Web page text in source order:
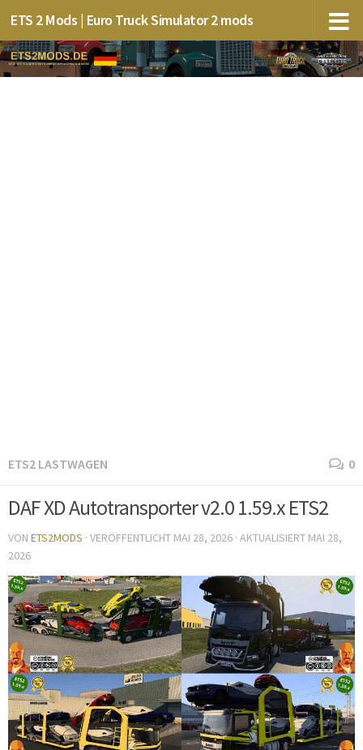
ETS 2 Mods | Euro Truck Simulator 2 mods
ETS2 LASTWAGEN 0
DAF XD Autotransporter v2.0 1.59.x ETS2
VON ETS2MODS · VERÖFFENTLICHT MAI 28, 2026 · AKTUALISIERT MAI 28,
2026